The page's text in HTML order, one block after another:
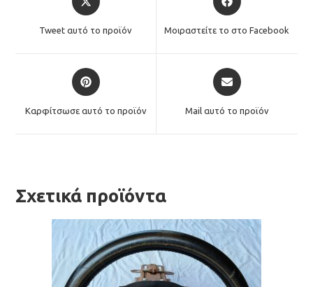
in
Tweet αυτό το προϊόν
in
Μοιραστείτε το στο Facebook
Opens
in
Καρφίτσωσε αυτό το προϊόν
Opens
in
Mail αυτό το προϊόν
Σχετικά προϊόντα